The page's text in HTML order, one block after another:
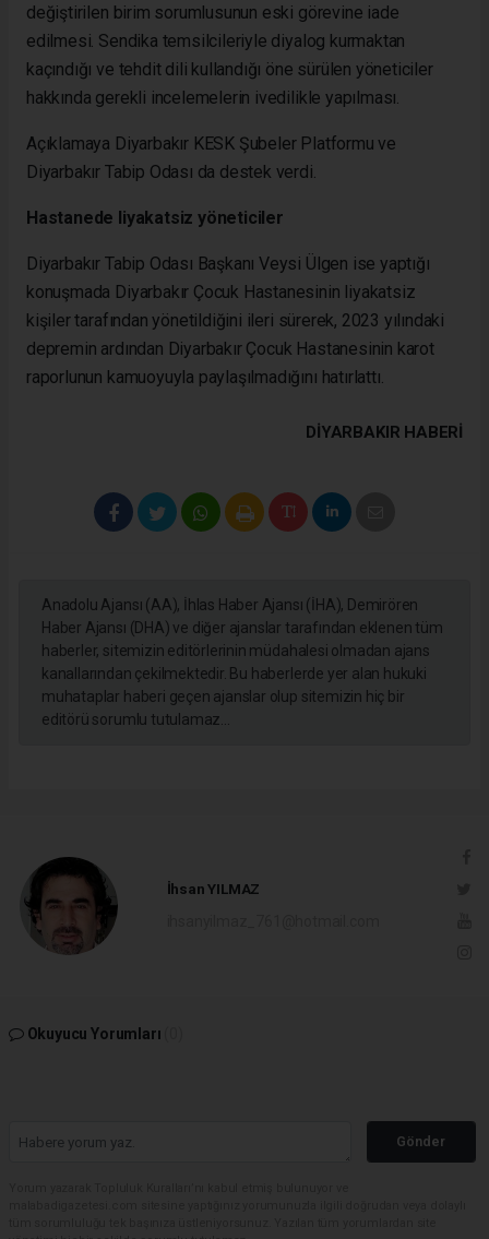
değiştirilen birim sorumlusunun eski görevine iade
edilmesi. Sendika temsilcileriyle diyalog kurmaktan
kaçındığı ve tehdit dili kullandığı öne sürülen yöneticiler
hakkında gerekli incelemelerin ivedilikle yapılması.
Açıklamaya Diyarbakır KESK Şubeler Platformu ve
Diyarbakır Tabip Odası da destek verdi.
Hastanede liyakatsiz yöneticiler
Diyarbakır Tabip Odası Başkanı Veysi Ülgen ise yaptığı
konuşmada Diyarbakır Çocuk Hastanesinin liyakatsiz
kişiler tarafından yönetildiğini ileri sürerek, 2023 yılındaki
depremin ardından Diyarbakır Çocuk Hastanesinin karot
raporlunun kamuoyuyla paylaşılmadığını hatırlattı.
DIYARBAKIR HABERİ
Anadolu Ajansı (AA), İhlas Haber Ajansı (İHA), Demirören
Haber Ajansı (DHA) ve diğer ajanslar tarafından eklenen tüm
haberler, sitemizin editörlerinin müdahalesi olmadan ajans
kanallarından çekilmektedir. Bu haberlerde yer alan hukuki
muhataplar haberi geçen ajanslar olup sitemizin hiç bir
editörü sorumlu tutulamaz...
İhsan YILMAZ
Okuyucu Yorumları
Gönder